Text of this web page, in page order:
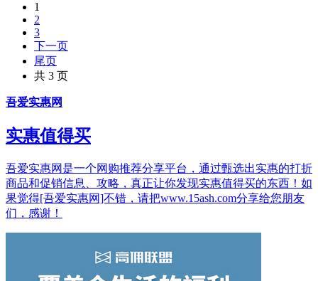
1
2
3
下一页
尾页
共 3 页
吾爱实惠网
实惠值得买
吾爱实惠网是一个网购推荐分享平台，通过甄选出实惠的打折
商品和促销信息、攻略，真正让你发现实惠值得买的东西！如
果觉得[吾爱实惠网]不错，请把www.15ash.com分享给您朋友
们，感谢！